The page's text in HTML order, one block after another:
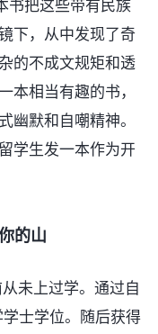
书把这些带有民族
下，从中发现了奇
的不成文规矩和透
本相当有趣的书，
幽默和自嘲精神。
学生发一本作为开
的山
未上过学。通过自
士学位。随后获得